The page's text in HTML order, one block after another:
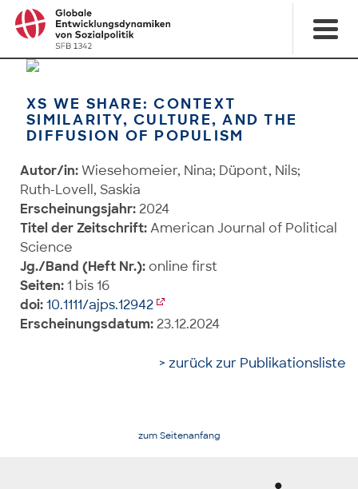
XS WE SHARE: CONTEXT
SIMILARITY, CULTURE, AND THE
DIFFUSION OF POPULISM
Autor/in:Wiesehomeier, Nina; Düpont, Nils;
Ruth-Lovell, Saskia
Erscheinungsjahr: 2024
Titel der Zeitschrift:American Journal of Political
Science
Jg./Band (Heft Nr.):online first
Seiten:1 bis 16
doi:10.1111/ajps.12942
Erscheinungsdatum: 23.12.2024
> zurück zur Publikationsliste
zum Seitenanfang